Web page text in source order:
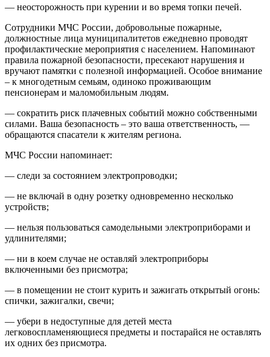
— неосторожность при курении и во время топки печей.
Сотрудники МЧС России, добровольные пожарные,
должностные лица муниципалитетов ежедневно проводят
профилактические мероприятия с населением. Напоминают
правила пожарной безопасности, пресекают нарушения и
вручают памятки с полезной информацией. Особое внимание
– к многодетным семьям, одиноко проживающим
пенсионерам и маломобильным людям.
— сократить риск плачевных событий можно собственными
силами. Ваша безопасность – это ваша ответственность, —
обращаются спасатели к жителям региона.
МЧС России напоминает:
— следи за состоянием электропроводки;
— не включай в одну розетку одновременно несколько
устройств;
— нельзя пользоваться самодельными электроприборами и
удлинителями;
— ни в коем случае не оставляй электроприборы
включенными без присмотра;
— в помещении не стоит курить и зажигать открытый огонь:
спички, зажигалки, свечи;
— убери в недоступные для детей места
легковоспламеняющиеся предметы и постарайся не оставлять
их одних без присмотра.